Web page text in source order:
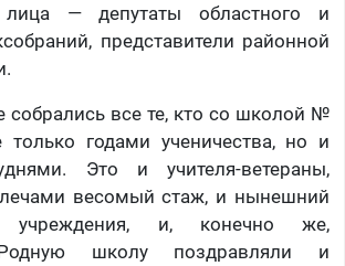
лица — депутаты областного и
представители районной
собрались все те, кто со школой №
только годами ученичества, но и
Это и учителя-ветераны,
весомый стаж, и нынешний
учреждения, и, конечно же,
школу поздравляли и